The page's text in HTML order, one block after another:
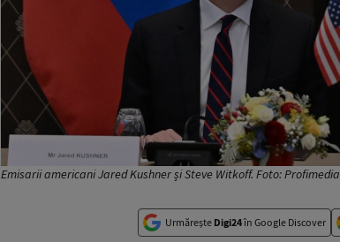
Emisarii americani Jared Kushner și Steve Witkoff. Foto: Profimedia
Urmărește Digi24în Google Discover